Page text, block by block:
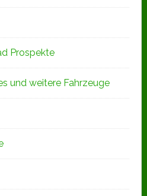
Prospekte
und weitere Fahrzeuge